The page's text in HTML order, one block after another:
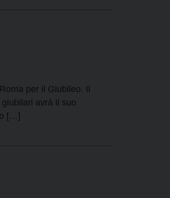
per il Giubileo. Il
avrà il suo
[…]